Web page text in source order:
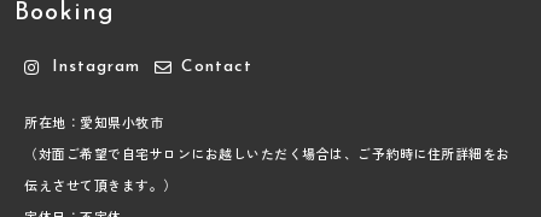
Booking
Instagram Contact
所在地：愛知県小牧市
（対面ご希望で自宅サロンにお越しいただく場合は、ご予約時に住所詳細をお
伝えさせて頂きます。）